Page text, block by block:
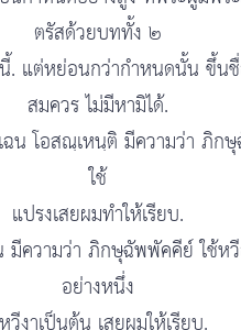
ตรัสด้วยบททั้ง ๒
. แต่หย่อนกว่ากำหนดนั้น ขึ้น
สมควร ไม่มีหามิได้.
ฉน โอสณฺเหนฺติ มีความว่า ภิก
ใช้
แปรงเสยผมทำให้เรียบ.
ความว่า ภิกษุฉัพพัคคีย์ ใช้หวี
อย่างหนึ่ง